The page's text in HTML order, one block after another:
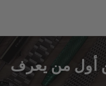
أول من يعرف